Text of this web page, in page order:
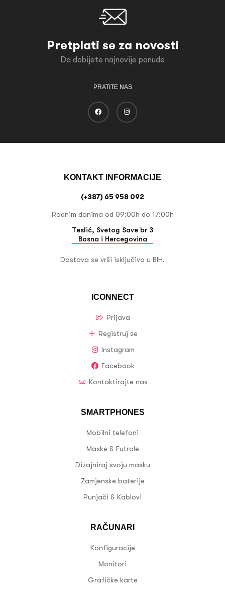
Pretplati se za novosti
Da dobijete najnovije ponude
PRATITE NAS
ICONNECT
Prijava
Registruj se
Instagram
Facebook
Kontaktirajte nas
SMARTPHONES
Mobilni telefoni
Maske & Futrole
Dizajniraj svoju masku
Zamjenske baterije
Punjači & Kablovi
RAČUNARI
Konfiguracije
Monitori
Grafičke karte
KONTAKT INFORMACIJE
(+387) 65 958 092
Radnim danima od 09:00h do 17:00h
Teslić, Svetog Save br 3
Bosna i Hercegovina
Dostava se vrši isključivo u BIH.